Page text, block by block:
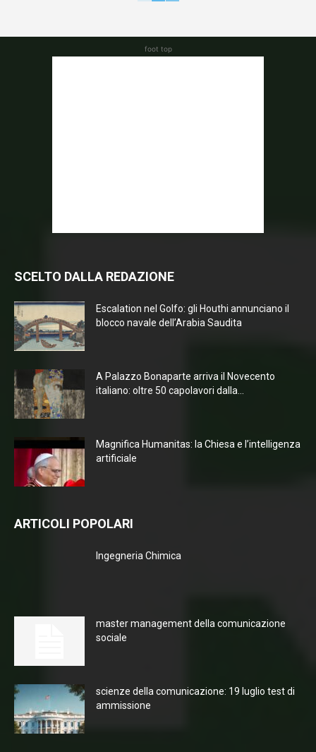
foot top
SCELTO DALLA REDAZIONE
Escalation nel Golfo: gli Houthi annunciano il
blocco navale dell’Arabia Saudita
A Palazzo Bonaparte arriva il Novecento
italiano: oltre 50 capolavori dalla...
Magnifica Humanitas: la Chiesa e l’intelligenza
artificiale
ARTICOLI POPOLARI
Ingegneria Chimica
master management della comunicazione
sociale
scienze della comunicazione: 19 luglio test di
ammissione